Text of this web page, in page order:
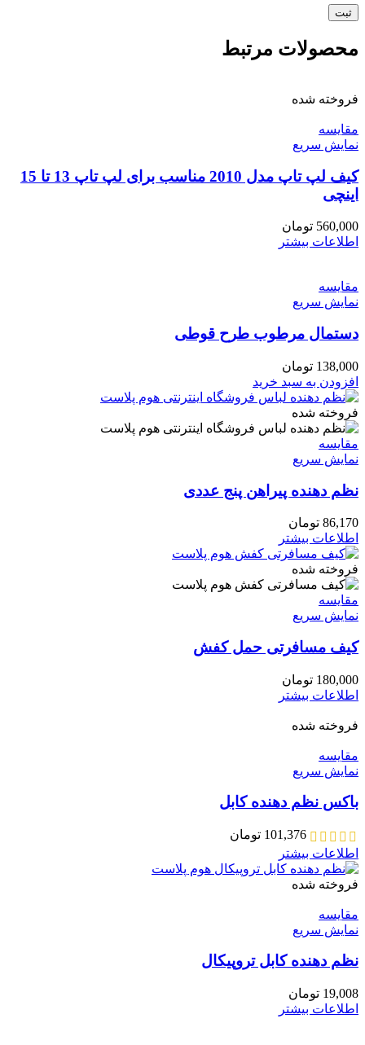
محصولات مرتبط
فروخته شده
مقايسه
نمایش سریع
کیف لپ تاپ مدل 2010 مناسب برای لپ تاپ 13 تا 15
اینچی
560,000 تومان
اطلاعات بیشتر
مقايسه
نمایش سریع
دستمال مرطوب طرح قوطی
138,000 تومان
افزودن به سبد خرید
فروخته شده
مقايسه
نمایش سریع
نظم دهنده پیراهن پنج عددی
86,170 تومان
اطلاعات بیشتر
فروخته شده
مقايسه
نمایش سریع
کیف مسافرتی حمل کفش
180,000 تومان
اطلاعات بیشتر
فروخته شده
مقايسه
نمایش سریع
باکس نظم دهنده کابل
101,376 تومان
اطلاعات بیشتر
فروخته شده
مقايسه
نمایش سریع
نظم دهنده کابل تروپیکال
19,008 تومان
اطلاعات بیشتر